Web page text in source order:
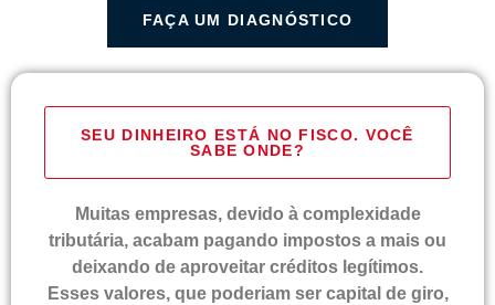
FAÇA UM DIAGNÓSTICO
SEU DINHEIRO ESTÁ NO FISCO. VOCÊ
SABE ONDE?
Muitas empresas, devido à complexidade
tributária, acabam pagando impostos a mais ou
deixando de aproveitar créditos legítimos.
Esses valores, que poderiam ser capital de giro,